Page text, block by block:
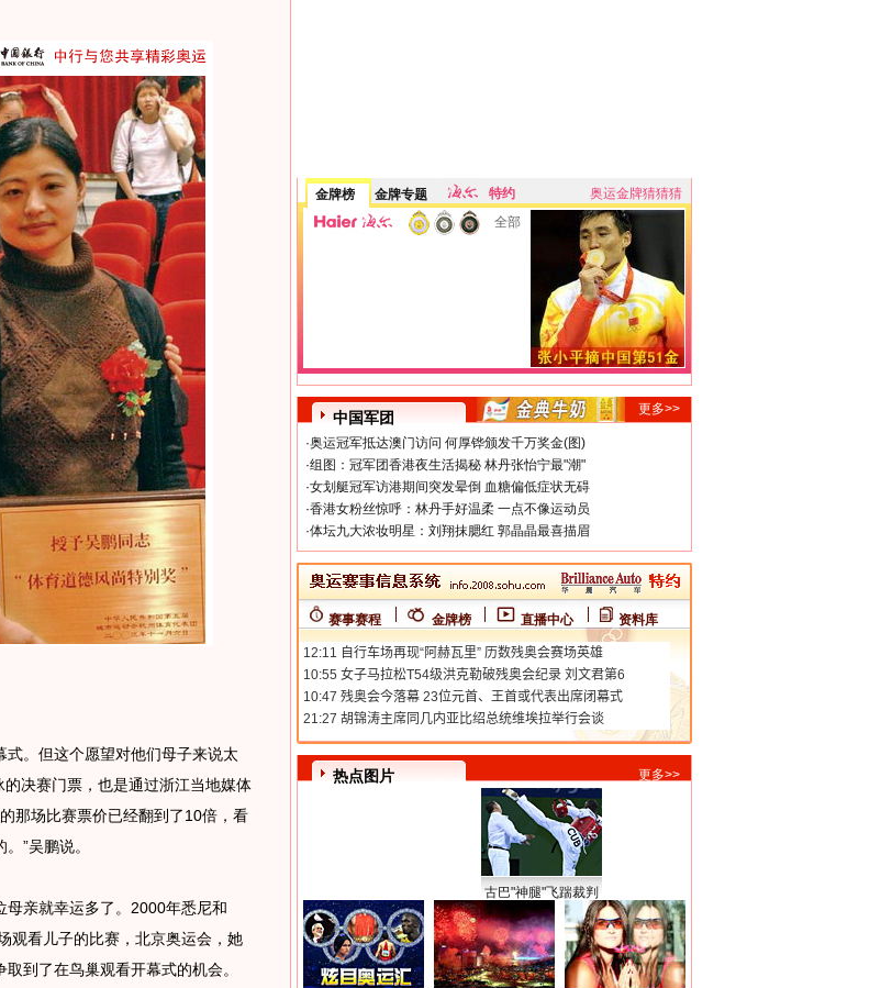
。但这个愿望对他们母子来说太
决赛门票，也是通过浙江当地媒体
那场比赛票价已经翻到了10倍，看
”吴鹏说。
亲就幸运多了。2000年悉尼和
观看儿子的比赛，北京奥运会，她
到了在鸟巢观看开幕式的机会。
金牌榜 金牌专题 特约
奥运金牌猜猜猜
全部
中国军团
更多>>
·奥运冠军抵达澳门访问 何厚铧颁发千万奖金(图)
·组图：冠军团香港夜生活揭秘 林丹张怡宁最"潮"
·女划艇冠军访港期间突发晕倒 血糖偏低症状无碍
·香港女粉丝惊呼：林丹手好温柔 一点不像运动员
·体坛九大浓妆明星：刘翔抹腮红 郭晶晶最喜描眉
赛事赛程 金牌榜 直播中心 资料库
热点图片 更多>>
古巴"神腿"飞踹裁判